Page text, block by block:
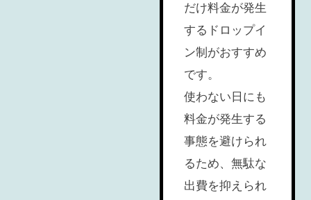
だけ料金が発生
するドロップイ
ン制がおすすめ
です。
使わない日にも
料金が発生する
事態を避けられ
るため、無駄な
出費を抑えられ